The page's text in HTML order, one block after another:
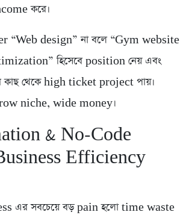
করে।
“Web design” না বলে “Gym website
হিসেবে position নেয় এবং
থেকে high ticket project পায়।
niche, wide money।
& No-Code
Efficiency
এর সবচেয়ে বড় pain হলো time waste